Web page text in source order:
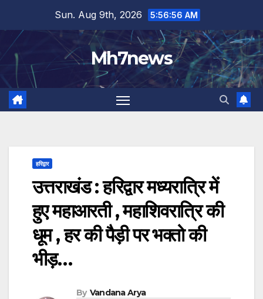
content
Sun. Aug 9th, 2026 5:56:57 AM
Mh7news
हरिद्वार
उत्तराखंड : हरिद्वार मध्यरात्रि में
हुए महाआरती , महाशिवरात्रि की
धूम , हर की पैड़ी पर भक्तो की
भीड़…
By Vandana Arya